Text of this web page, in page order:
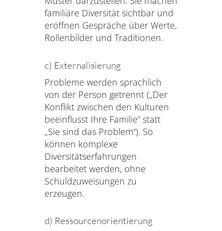
familiäre Diversität sichtbar und
eröffnen Gespräche über Werte,
Rollenbilder und Traditionen.
c) Externalisierung
Probleme werden sprachlich
von der Person getrennt („Der
Konflikt zwischen den Kulturen
beeinflusst Ihre Familie“ statt
„Sie sind das Problem“). So
können komplexe
Diversitätserfahrungen
bearbeitet werden, ohne
Schuldzuweisungen zu
erzeugen.
d) Ressourcenorientierung